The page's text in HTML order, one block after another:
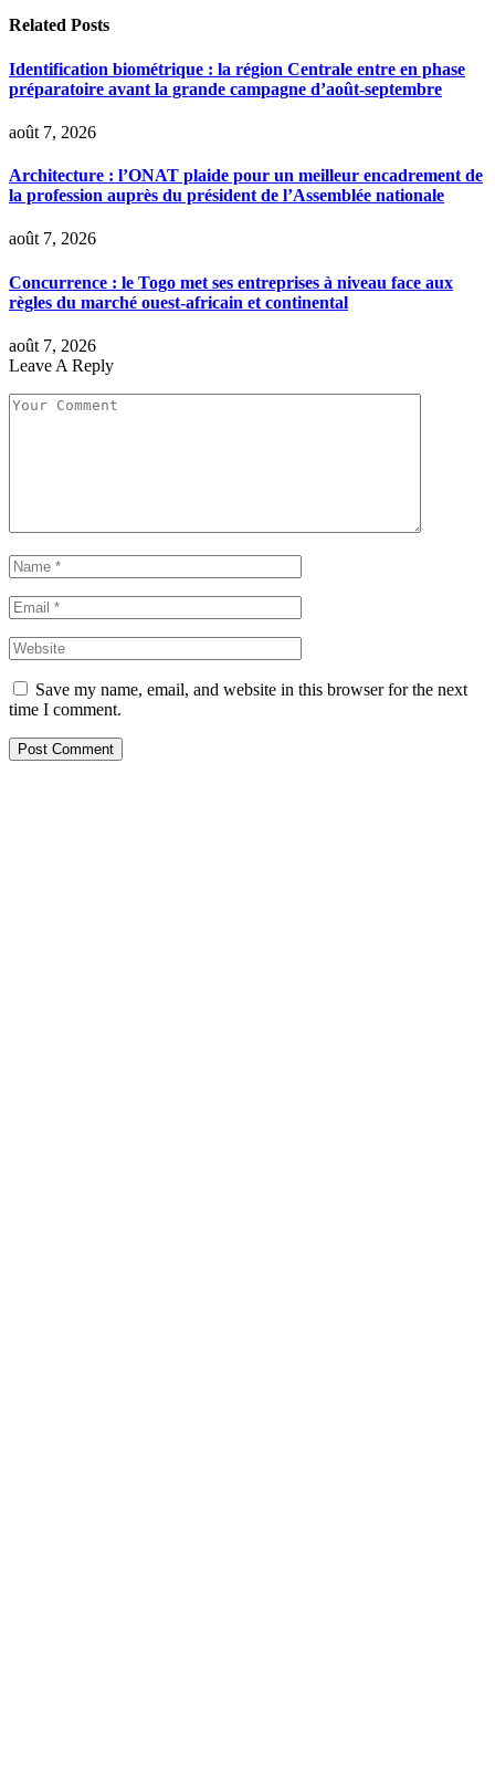
Related Posts
Identification biométrique : la région Centrale entre en phase
préparatoire avant la grande campagne d’août-septembre
août 7, 2026
Architecture : l’ONAT plaide pour un meilleur encadrement de
la profession auprès du président de l’Assemblée nationale
août 7, 2026
Concurrence : le Togo met ses entreprises à niveau face aux
règles du marché ouest-africain et continental
août 7, 2026
Leave A Reply
Save my name, email, and website in this browser for the next
time I comment.